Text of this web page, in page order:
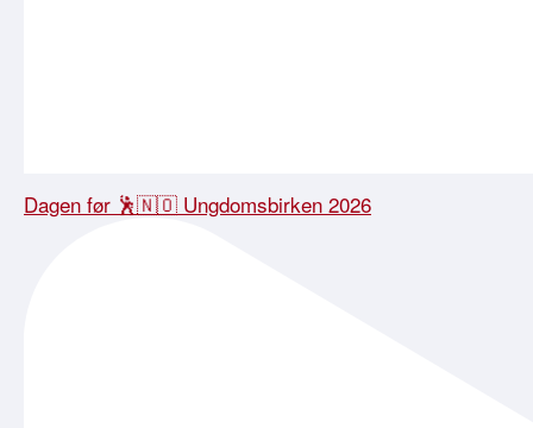
Dagen før 🕺🇳🇴 Ungdomsbirken 2026